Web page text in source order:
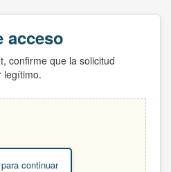
acceso
confirme que la solicitud
legítimo.
continuar